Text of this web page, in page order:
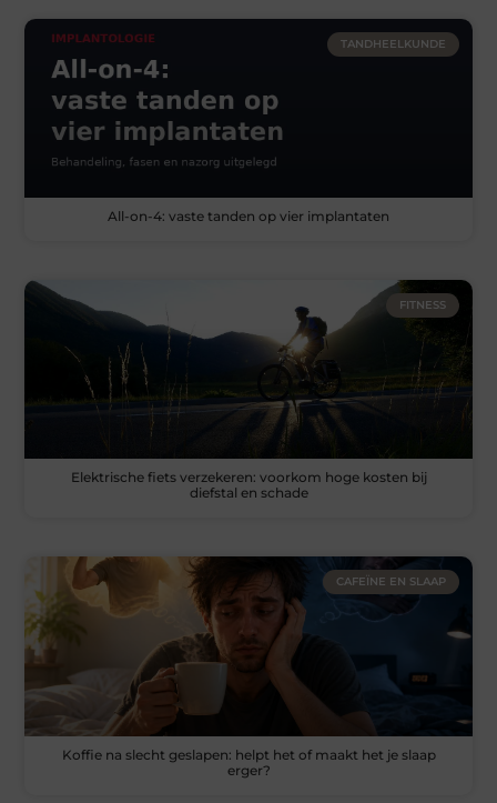
TANDHEELKUNDE
All-on-4: vaste tanden op vier implantaten
FITNESS
Elektrische fiets verzekeren: voorkom hoge kosten bij
diefstal en schade
CAFEÏNE EN SLAAP
Koffie na slecht geslapen: helpt het of maakt het je slaap
erger?